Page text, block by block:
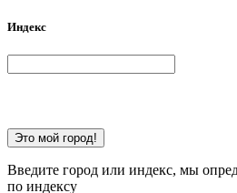
Индекс
Это мой город!
Введите город или индекс, мы
по индексу